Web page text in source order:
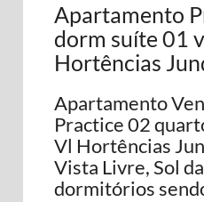
Apartamento
dorm suíte 01
Hortências
Apartamento
Practice 02
Vl Hortências
Vista Livre, Sol
dormitórios